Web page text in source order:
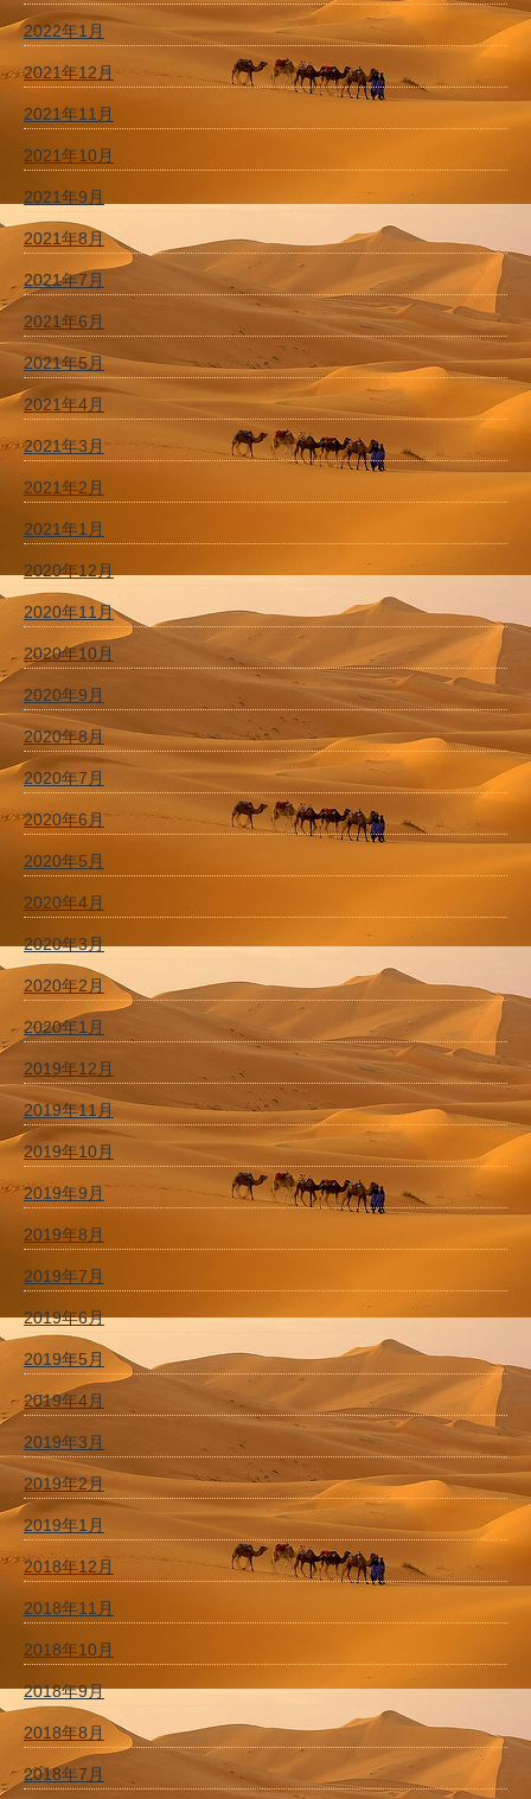
2022年1月
2021年12月
2021年11月
2021年10月
2021年9月
2021年8月
2021年7月
2021年6月
2021年5月
2021年4月
2021年3月
2021年2月
2021年1月
2020年12月
2020年11月
2020年10月
2020年9月
2020年8月
2020年7月
2020年6月
2020年5月
2020年4月
2020年3月
2020年2月
2020年1月
2019年12月
2019年11月
2019年10月
2019年9月
2019年8月
2019年7月
2019年6月
2019年5月
2019年4月
2019年3月
2019年2月
2019年1月
2018年12月
2018年11月
2018年10月
2018年9月
2018年8月
2018年7月